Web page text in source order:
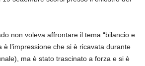
non voleva affrontare il tema “bilancio e
è l’impressione che si è ricavata durante
ma è stato trascinato a forza e si è